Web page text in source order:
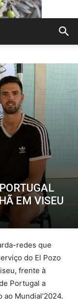
EM VISEU
redes que
do El Pozo
frente à
Portugal a
Mundial’2024.